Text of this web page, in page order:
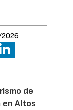
de
en Altos